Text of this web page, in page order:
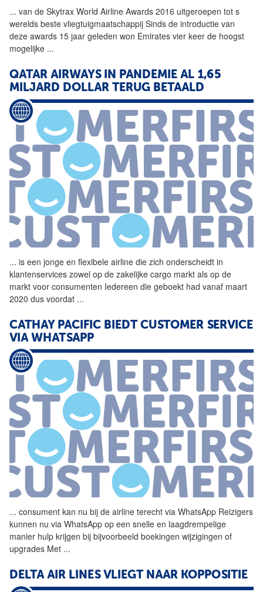
... van de Skytrax World Airline Awards 2016 uitgeroepen tot s
werelds beste vliegtuigmaatschappij Sinds de introductie van
deze awards 15 jaar geleden won Emirates vier keer de hoogst
mogelijke ...
QATAR AIRWAYS IN PANDEMIE AL 1,65
MILJARD DOLLAR TERUG BETAALD
... is een jonge en flexibele airline die zich onderscheidt in
klantenservices zowel op de zakelijke cargo markt als op de
markt voor consumenten Iedereen die geboekt had vanaf maart
2020 dus voordat ...
CATHAY PACIFIC BIEDT CUSTOMER SERVICE
VIA WHATSAPP
... consument kan nu bij de airline terecht via WhatsApp Reizigers
kunnen nu via WhatsApp op een snelle en laagdrempelige
manier hulp krijgen bij bijvoorbeeld boekingen wijzigingen of
upgrades Met ...
DELTA AIR LINES VLIEGT NAAR KOPPOSITIE